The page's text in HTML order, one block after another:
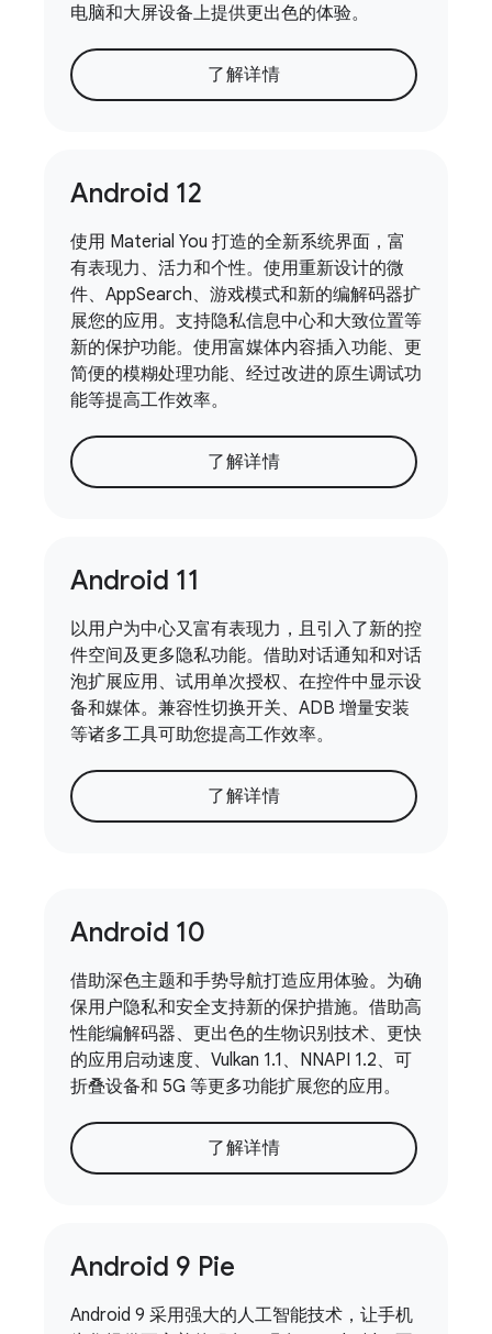
电脑和大屏设备上提供更出色的体验。
了解详情
Android 12
使用 Material You 打造的全新系统界面，富
有表现力、活力和个性。使用重新设计的微
件、AppSearch、游戏模式和新的编解码器扩
展您的应用。支持隐私信息中心和大致位置等
新的保护功能。使用富媒体内容插入功能、更
简便的模糊处理功能、经过改进的原生调试功
能等提高工作效率。
了解详情
Android 11
以用户为中心又富有表现力，且引入了新的控
件空间及更多隐私功能。借助对话通知和对话
泡扩展应用、试用单次授权、在控件中显示设
备和媒体。兼容性切换开关、ADB 增量安装
等诸多工具可助您提高工作效率。
了解详情
Android 10
借助深色主题和手势导航打造应用体验。为确
保用户隐私和安全支持新的保护措施。借助高
性能编解码器、更出色的生物识别技术、更快
的应用启动速度、Vulkan 1.1、NNAPI 1.2、可
折叠设备和 5G 等更多功能扩展您的应用。
了解详情
Android 9 Pie
Android 9 采用强大的人工智能技术，让手机